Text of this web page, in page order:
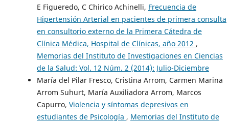
E Figueredo, C Chirico Achinelli, Frecuencia de
Hipertensión Arterial en pacientes de primera consulta
en consultorio externo de la Primera Cátedra de
Clínica Médica, Hospital de Clínicas, año 2012 ,
Memorias del Instituto de Investigaciones en Ciencias
de la Salud: Vol. 12 Núm. 2 (2014): Julio-Diciembre
María del Pilar Fresco, Cristina Arrom, Carmen Marina
Arrom Suhurt, María Auxiliadora Arrom, Marcos
Capurro, Violencia y síntomas depresivos en
estudiantes de Psicología , Memorias del Instituto de